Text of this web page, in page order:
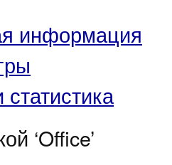
информация
‘Office’